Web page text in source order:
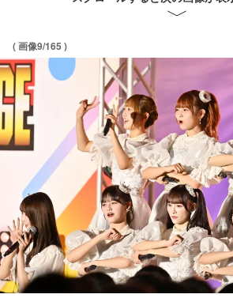
( 画像9/165 )